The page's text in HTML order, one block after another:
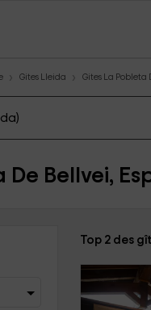
Gites Lleida Gites La Pobleta
Bellvei,
Top 2 des